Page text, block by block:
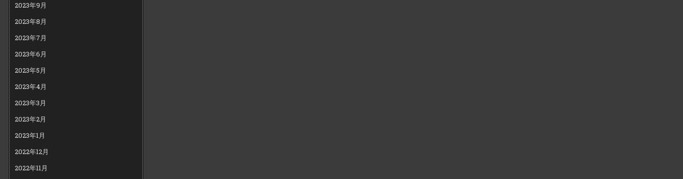
2023年9月
2023年8月
2023年7月
2023年6月
2023年5月
2023年4月
2023年3月
2023年2月
2023年1月
2022年12月
2022年11月